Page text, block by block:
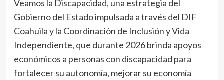
Veamos la Discapacidad, una estrategia del
Gobierno del Estado impulsada a través del DIF
Coahuila y la Coordinación de Inclusión y Vida
Independiente, que durante 2026 brinda apoyos
económicos a personas con discapacidad para
fortalecer su autonomía, mejorar su economía